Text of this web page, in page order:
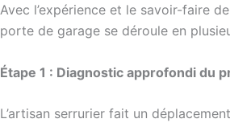
Avec l’expérience et le savoir-faire
porte de garage se déroule en
Étape 1 : Diagnostic approfondi du
L’artisan serrurier fait un